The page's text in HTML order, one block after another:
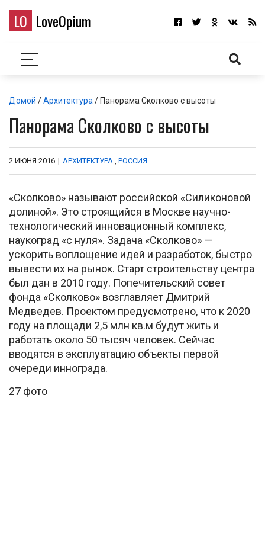
LO LoveOpium
Домой /Архитектура / Панорама Сколково с высоты
Панорама Сколково с высоты
2 ИЮНЯ 2016 | АРХИТЕКТУРА , РОССИЯ
«Сколково» называют российской «Силиконовой
долиной». Это строящийся в Москве научно-
технологический инновационный комплекс,
наукоград «с нуля». Задача «Сколково» —
ускорить воплощение идей и разработок, быстро
вывести их на рынок. Старт строительству центра
был дан в 2010 году. Попечительский совет
фонда «Сколково» возглавляет Дмитрий
Медведев. Проектом предусмотрено, что к 2020
году на площади 2,5 млн кв.м будут жить и
работать около 50 тысяч человек. Сейчас
вводятся в эксплуатацию объекты первой
очереди иннограда.
27 фото